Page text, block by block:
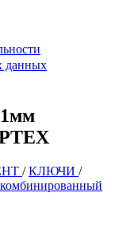
данных
/КЛЮЧИ /